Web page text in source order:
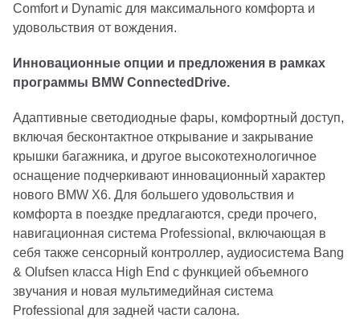
Comfort и Dynamic для максимального комфорта и
удовольствия от вождения.
Инновационные опции и предложения в рамках
программы BMW ConnectedDrive.
Адаптивные светодиодные фары, комфортный доступ,
включая бесконтактное открывание и закрывание
крышки багажника, и другое высокотехнологичное
оснащение подчеркивают инновационный характер
нового BMW X6. Для большего удовольствия и
комфорта в поездке предлагаются, среди прочего,
навигационная система Professional, включающая в
себя также сенсорный контроллер, аудиосистема Bang
& Olufsen класса High End с функцией объемного
звучания и новая мультимедийная система
Professional для задней части салона.